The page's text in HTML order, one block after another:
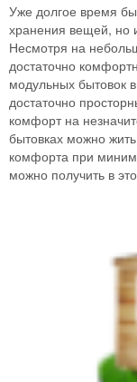
Уже долгое время
хранения вещей, но
Несмотря на
достаточно
модульных бытовок
достаточно
комфорт на
бытовках можно
комфорта при
можно получить в